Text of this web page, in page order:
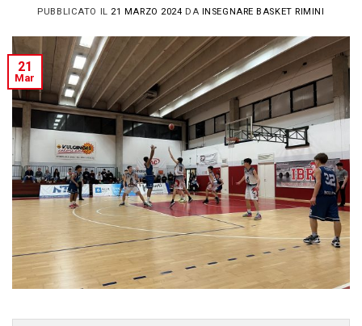
PUBBLICATO IL 21 MARZO 2024 DA INSEGNARE BASKET RIMINI
21
Mar